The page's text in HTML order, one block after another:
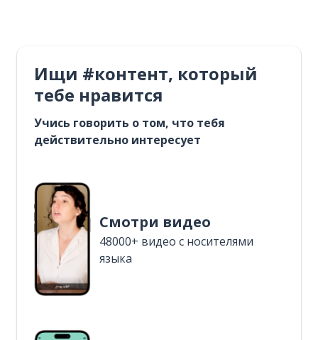
Ищи #контент, который
тебе нравится
Учись говорить о том, что тебя
действительно интересует
Смотри видео
48000+ видео с носителями
языка